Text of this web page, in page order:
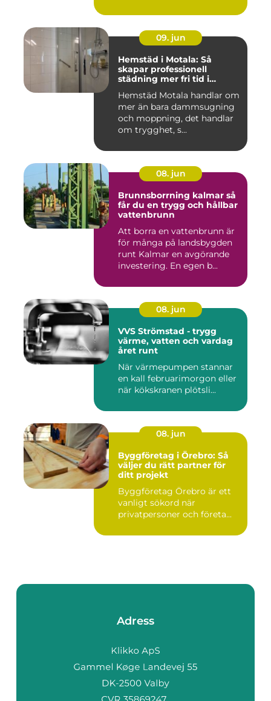
09. jun
Hemstäd i Motala: Så
skapar professionell
städning mer fri tid i
Hemstäd Motala handlar om
mer än bara dammsugning
och moppning, det handlar
om trygghet, s...
08. jun
Brunnsborrning kalmar så
får du en trygg och hållbar
vattenbrunn
Att borra en vattenbrunn är
för många på landsbygden
runt Kalmar en avgörande
investering. En egen b...
08. jun
VVS Strömstad - trygg
värme, vatten och vardag
året runt
När värmepumpen stannar
en kall februarimorgon eller
när kökskranen plötsli...
08. jun
Byggföretag i Örebro: Så
väljer du rätt partner för
ditt projekt
Byggföretag Örebro är ett
vanligt sökord när
privatpersoner och företa...
Adress